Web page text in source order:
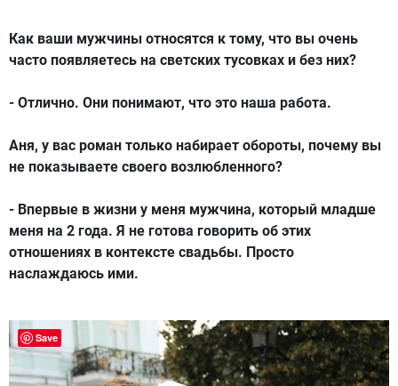
Как ваши мужчины относятся к тому, что вы очень
часто появляетесь на светских тусовках и без них?
- Отлично. Они понимают, что это наша работа.
Аня, у вас роман только набирает обороты, почему вы
не показываете своего возлюбленного?
- Впервые в жизни у меня мужчина, который младше
меня на 2 года. Я не готова говорить об этих
отношениях в контексте свадьбы. Просто
наслаждаюсь ими.
Save